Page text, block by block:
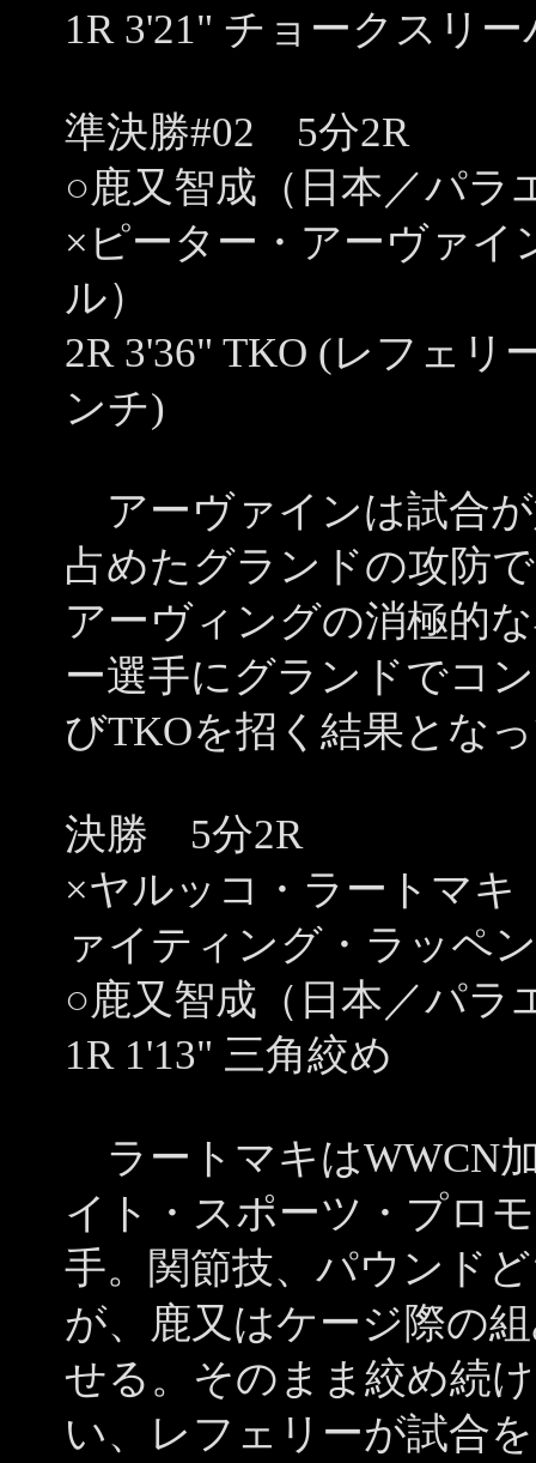
1R 3'21" チョークスリ
準決勝#02 5分2R
○鹿又智成（日本／パラ
×ピーター・アーヴァ
ル）
2R 3'36" TKO (レフェリ
ンチ)
アーヴァインは試合
占めたグランドの攻防
アーヴィングの消極的
ー選手にグランドでコ
びTKOを招く結果とな
決勝 5分2R
×ヤルッコ・ラートマ
ァイティング・ラッペ
○鹿又智成（日本／パラ
1R 1'13" 三角絞め
ラートマキはWWCN
イト・スポーツ・プロ
手。関節技、パウンド
が、鹿又はケージ際の
せる。そのまま絞め続
い、レフェリーが試合